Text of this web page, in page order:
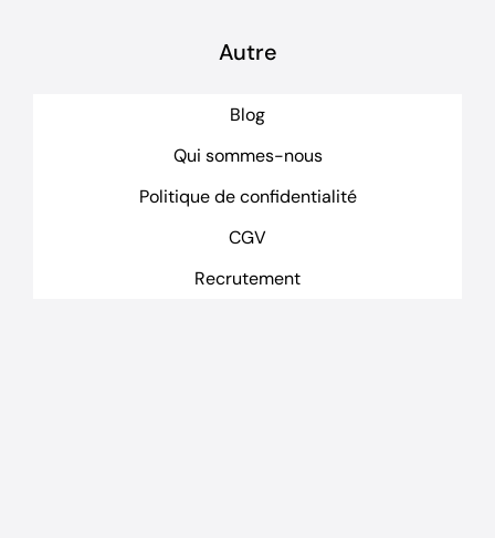
Autre
Blog
Qui sommes-nous
Politique de confidentialité
CGV
Recrutement